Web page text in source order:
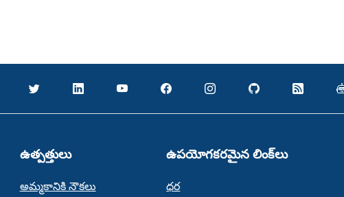
ఉత్పత్తులు
అమ్మకానికి నౌకలు
ఉపయోగకరమైన లింక్‌లు
ధర